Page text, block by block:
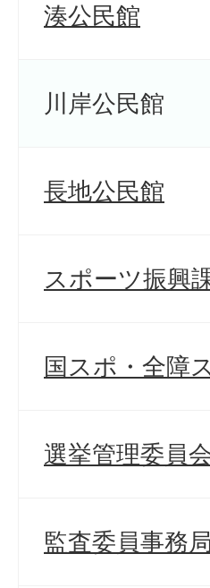
湊公民館
川岸公民館
長地公民館
スポーツ振興
国スポ・全障
選挙管理委員
監査委員事務局